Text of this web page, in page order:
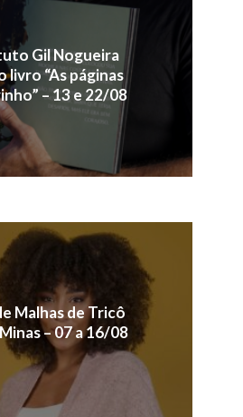
Gil Nogueira
livro “As páginas
– 13 e 22/08
Malhas de Tricô
– 07 a 16/08